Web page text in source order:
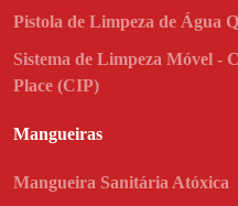
Pistola de Limpeza de Água
Sistema de Limpeza Móvel -
Place (CIP)
Mangueiras
Mangueira Sanitária Atóxica